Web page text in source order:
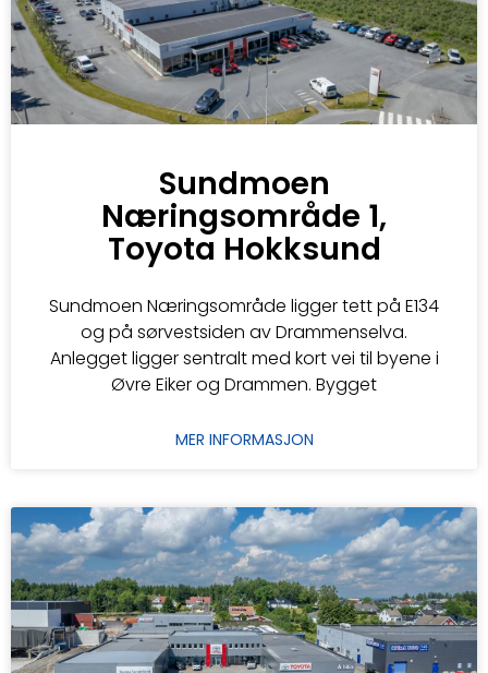
Sundmoen
Næringsområde 1,
Toyota Hokksund
Sundmoen Næringsområde ligger tett på E134
og på sørvestsiden av Drammenselva.
Anlegget ligger sentralt med kort vei til byene i
Øvre Eiker og Drammen. Bygget
MER INFORMASJON